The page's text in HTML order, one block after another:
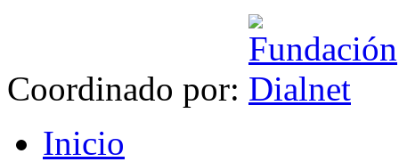
Coordinado por:
Inicio